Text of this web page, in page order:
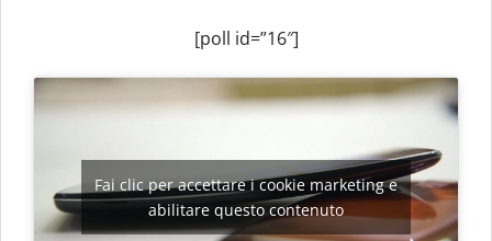
[poll id=”16″]
Fai clic per accettare i cookie marketing e
abilitare questo contenuto